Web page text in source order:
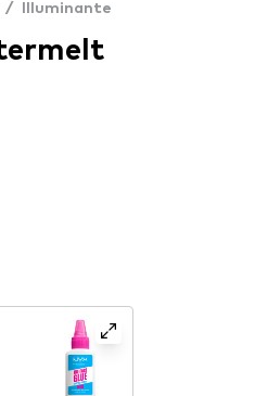
/ Illuminante